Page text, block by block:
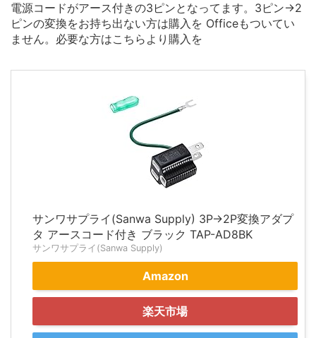
電源コードがアース付きの3ピンとなってます。3ピン→2
ピンの変換をお持ち出ない方は購入を Officeもついてい
ません。必要な方はこちらより購入を
サンワサプライ(Sanwa Supply) 3P→2P変換アダプ
タ アースコード付き ブラック TAP-AD8BK
サンワサプライ(Sanwa Supply)
Amazon
楽天市場